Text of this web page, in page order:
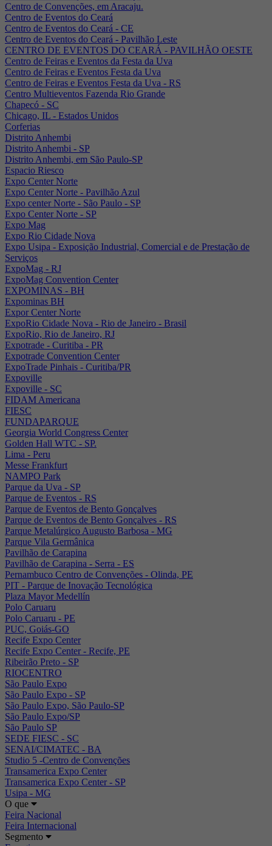
Centro de Convenções, em Aracaju.
Centro de Eventos do Ceará
Centro de Eventos do Ceará - CE
Centro de Eventos do Ceará - Pavilhão Leste
CENTRO DE EVENTOS DO CEARÁ - PAVILHÃO OESTE
Centro de Feiras e Eventos da Festa da Uva
Centro de Feiras e Eventos Festa da Uva
Centro de Feiras e Eventos Festa da Uva - RS
Centro Multieventos Fazenda Rio Grande
Chapecó - SC
Chicago, IL - Estados Unidos
Corferias
Distrito Anhembi
Distrito Anhembi - SP
Distrito Anhembi, em São Paulo-SP
Espacio Riesco
Expo Center Norte
Expo Center Norte - Pavilhão Azul
Expo center Norte - São Paulo - SP
Expo Center Norte - SP
Expo Mag
Expo Rio Cidade Nova
Expo Usipa - Exposição Industrial, Comercial e de Prestação de
Serviços
ExpoMag - RJ
ExpoMag Convention Center
EXPOMINAS - BH
Expominas BH
Expor Center Norte
ExpoRio Cidade Nova - Rio de Janeiro - Brasil
ExpoRio, Rio de Janeiro, RJ
Expotrade - Curitiba - PR
Expotrade Convention Center
ExpoTrade Pinhais - Curitiba/PR
Expoville
Expoville - SC
FIDAM Americana
FIESC
FUNDAPARQUE
Georgia World Congress Center
Golden Hall WTC - SP.
Lima - Peru
Messe Frankfurt
NAMPO Park
Parque da Uva - SP
Parque de Eventos - RS
Parque de Eventos de Bento Gonçalves
Parque de Eventos de Bento Gonçalves - RS
Parque Metalúrgico Augusto Barbosa - MG
Parque Vila Germânica
Pavilhão de Carapina
Pavilhão de Carapina - Serra - ES
Pernambuco Centro de Convenções - Olinda, PE
PIT - Parque de Inovação Tecnológica
Plaza Mayor Medellín
Polo Caruaru
Polo Caruaru - PE
PUC, Goiás-GO
Recife Expo Center
Recife Expo Center - Recife, PE
Ribeirão Preto - SP
RIOCENTRO
São Paulo Expo
São Paulo Expo - SP
São Paulo Expo, São Paulo-SP
São Paulo Expo/SP
São Paulo SP
SEDE FIESC - SC
SENAI/CIMATEC - BA
Studio 5 -Centro de Convenções
Transamerica Expo Center
Transamerica Expo Center - SP
Usipa - MG
O que
Feira Nacional
Feira Internacional
Segmento